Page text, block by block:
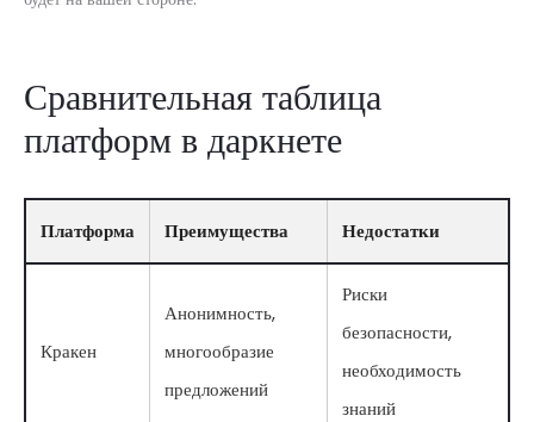
Сравнительная таблица
платформ в даркнете
Платформа Преимущества Недостатки
Кракен
Анонимность,
многообразие
предложений
Риски
безопасности,
необходимость
знаний